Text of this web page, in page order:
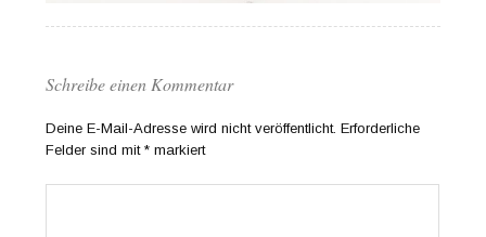
Schreibe einen Kommentar
Deine E-Mail-Adresse wird nicht veröffentlicht. Erforderliche
Felder sind mit* markiert